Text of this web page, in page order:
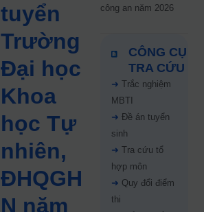
tuyển
Trường
Đại học
Khoa
học Tự
nhiên,
ĐHQGH
N năm
công an năm 2026
CÔNG CỤ
TRA CỨU
➜ Trắc nghiệm
MBTI
➜ Đề án tuyển
sinh
➜ Tra cứu tổ
hợp môn
➜ Quy đổi điểm
thi